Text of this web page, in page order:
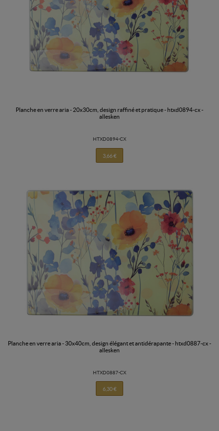
planche en verre aria - 20x30cm, design raffiné et pratique - htxd0894-cx -
allesken
HTXD0894-CX
3,66 €
planche en verre aria - 30x40cm, design élégant et antidérapante - htxd0887-cx -
allesken
HTXD0887-CX
6,30 €